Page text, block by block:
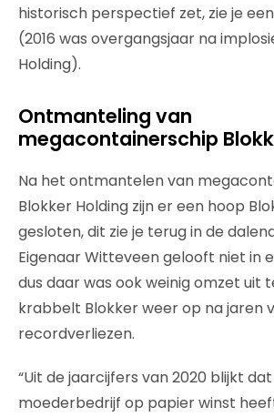
historisch perspectief zet, zie je
(2016 was overgangsjaar na
Holding).
Ontmanteling van
megacontainerschip
Na het ontmantelen van
Blokker Holding zijn er een hoop
gesloten, dit zie je terug in de
Eigenaar Witteveen gelooft niet in
dus daar was ook weinig omzet uit
krabbelt Blokker weer op na jaren
recordverliezen.
“Uit de jaarcijfers van 2020 blijkt
moederbedrijf op papier winst